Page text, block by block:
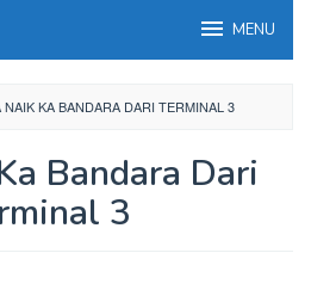
MENU
NAIK KA BANDARA DARI TERMINAL 3
Bandara Dari
3